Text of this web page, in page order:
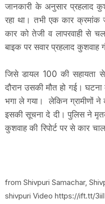
जानकारी के अनुसार प्रहलाद
रहा था। तभी एक कार
कार को तेजी व लापरवाही से
बाइक पर सवार प्रहलाद कुशवाह
जिसे डायल 100 की सहायता
दौरान उसकी मौत हो गई।
भगा ले गया। लेकिन ग्रामीणों
इसकी सूचना दे दी। पुलिस ने
कुशवाह की रिपोर्ट पर से कार
from Shivpuri Samachar,
shivpuri Video https://ift.tt/